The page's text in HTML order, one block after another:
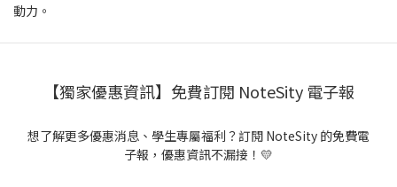
動力。
【獨家優惠資訊】免費訂閱 NoteSity 電子報
想了解更多優惠消息、學生專屬福利？訂閱 NoteSity 的免費電
子報，優惠資訊不漏接！💛